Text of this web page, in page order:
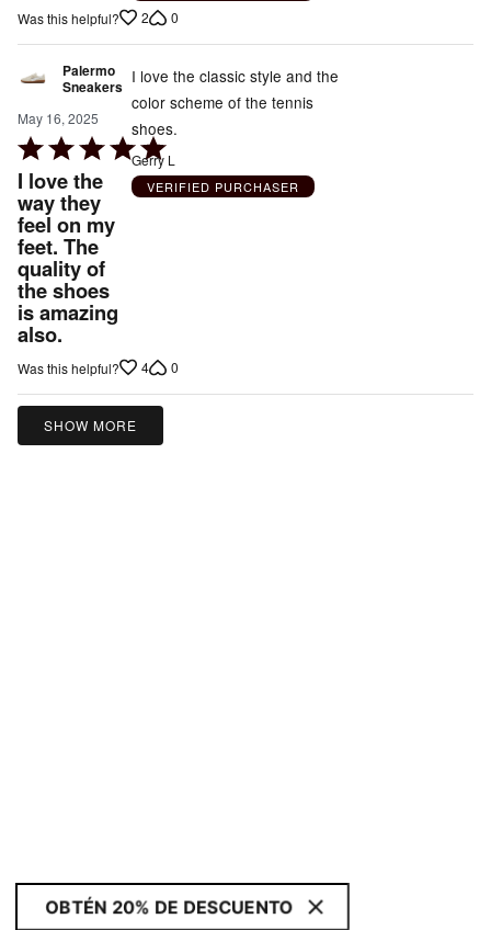
5
Was this helpful? 2 0
Palermo
Sneakers
May 16, 2025
Rated
5
out
of
5
I love the
way they
feel on my
feet. The
quality of
the shoes
is amazing
also.
I love the classic style and the
color scheme of the tennis
shoes.
Gerry L
VERIFIED PURCHASER
Was this helpful? 4 0
SHOW MORE
OBTÉN 20% DE DESCUENTO